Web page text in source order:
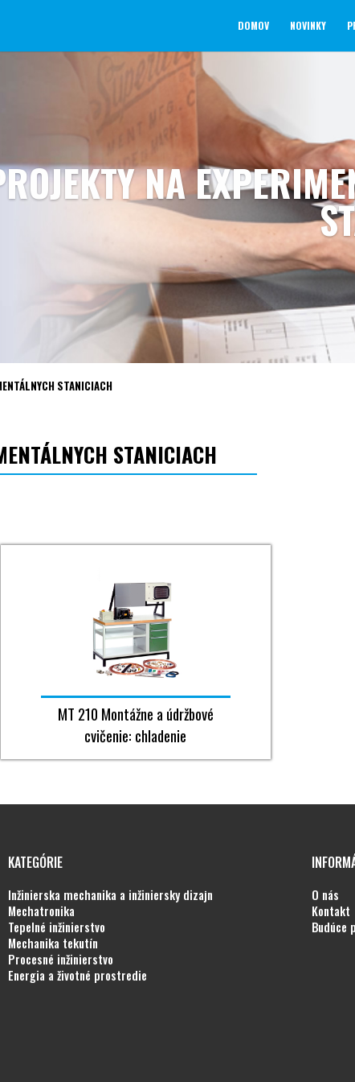
DOMOV NOVINKY
NA
STANICIACH
STANICIACH
MT 210 Montážne a údržbové
cvičenie: chladenie
KATEGÓRIE
inžinierska mechanika a inžiniersky dizajn
mechatronika
tepelné inžinierstvo
mechanika tekutín
procesné inžinierstvo
energia a životné prostredie
o nás
kontakt